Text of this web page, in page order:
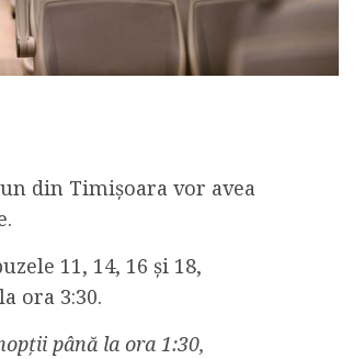
din Timișoara vor avea
11, 14, 16 și 18,
ora 3:30.
până la ora 1:30,